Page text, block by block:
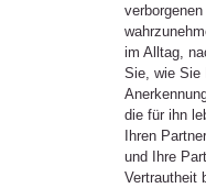
im Alltag,
Sie, wie Sie
die für ihn
Ihren
und Ihre
Vertrautheit